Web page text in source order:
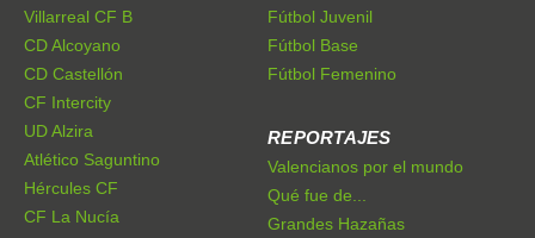
Villarreal CF B
CD Alcoyano
CD Castellón
CF Intercity
UD Alzira
Atlético Saguntino
Hércules CF
CF La Nucía
Fútbol Juvenil
Fútbol Base
Fútbol Femenino
REPORTAJES
Valencianos por el mundo
Qué fue de...
Grandes Hazañas